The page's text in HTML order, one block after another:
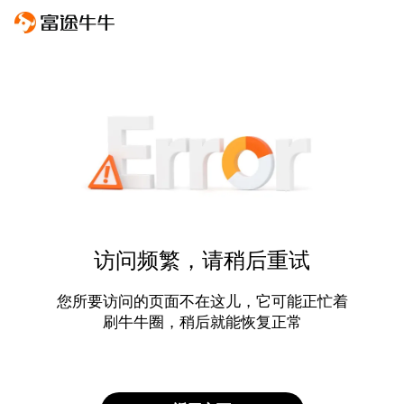
访问频繁，请稍后重试
您所要访问的页面不在这儿，它可能正忙着
刷牛牛圈，稍后就能恢复正常